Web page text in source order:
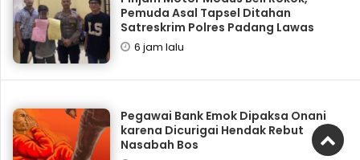
Pemuda Asal Tapsel Ditahan
Satreskrim Polres Padang Lawas
6 jam lalu
Pegawai Bank Emok Dipaksa Onani
karena Dicurigai Hendak Rebut
Nasabah Bos